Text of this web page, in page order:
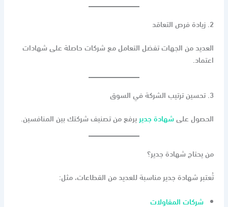
2. زيادة فرص التعاقد
العديد من الجهات تفضل التعامل مع شركات حاصلة على شهادات
اعتماد.
3. تحسين ترتيب الشركة في السوق
الحصول على شهادة جدير يرفع من تصنيف شركتك بين المنافسين.
من يحتاج شهادة جدير؟
تُعتبر شهادة جدير مناسبة للعديد من القطاعات، مثل:
شركات المقاولات